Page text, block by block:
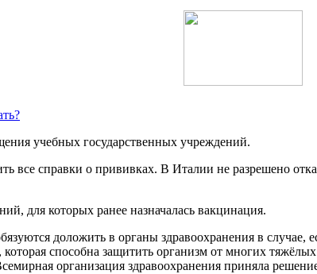
учебных государственных учреждений.
все справки о прививках. В Италии не разрешено
для которых ранее назначалась вакцинация.
доложить в органы здравоохранения в
способна защитить организм от многих
организация здравоохранения приняла